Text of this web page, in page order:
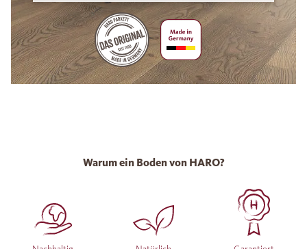
Warum ein Boden von HARO?